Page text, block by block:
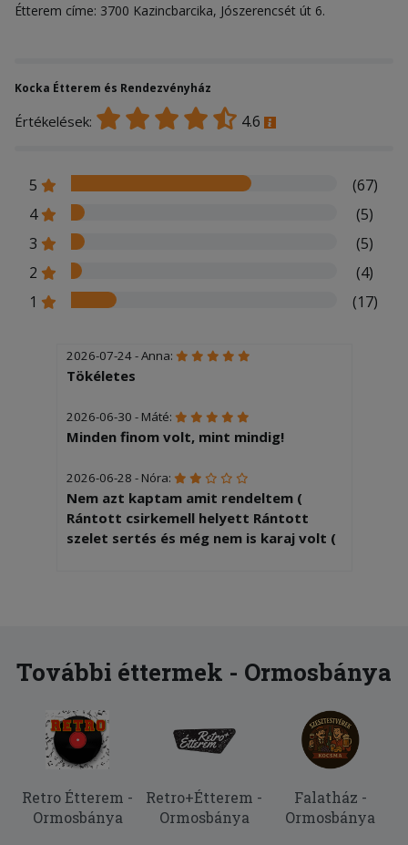
Étterem címe: 3700 Kazincbarcika, Jószerencsét út 6.
Kocka Étterem és Rendezvényház
Értékelések: 4.6
5
(67)
4
(5)
3
(5)
2
(4)
1
(17)
2026-07-24 - Anna:
Tökéletes
2026-06-30 - Máté:
Minden finom volt, mint mindig!
2026-06-28 - Nóra:
Nem azt kaptam amit rendeltem (
Rántott csirkemell helyett Rántott
szelet sertés és még nem is karaj volt (
2026-03-08 - Szilvia:
Több mint 2 óra volt a kiszállítás
2026-02-12 - Tímea:
5
Nem véletlenül kértem a rendelésem
15.00. órára. Ehelyett 13.00- kor
További éttermek - Ormosbánya
Retro Étterem -
Ormosbánya
Retro+Étterem -
Ormosbánya
Falatház -
Ormosbánya